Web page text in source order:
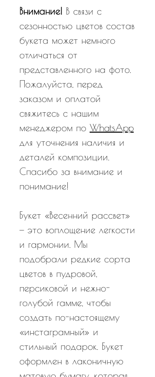
Внимание! В связи с
сезонностью цветов состав
букета может немного
отличаться от
представленного на фото.
Пожалуйста, перед
заказом и оплатой
свяжитесь с нашим
менеджером по WhatsApp
для уточнения наличия и
деталей композиции.
Спасибо за внимание и
понимание!
Букет «Весенний рассвет»
— это воплощение легкости
и гармонии. Мы
подобрали редкие сорта
цветов в пудровой,
персиковой и нежно-
голубой гамме, чтобы
создать по-настоящему
«инстаграмный» и
стильный подарок. Букет
оформлен в лаконичную